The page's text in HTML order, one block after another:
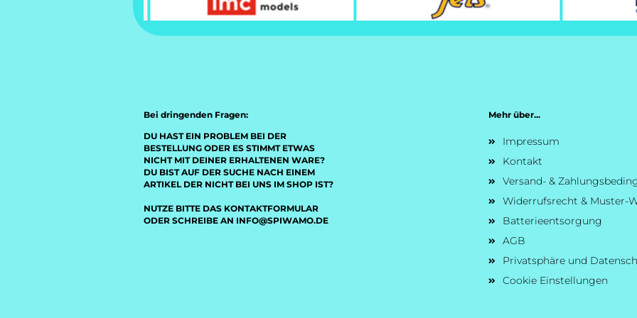
Bei dringenden Fragen:
DU HAST EIN PROBLEM BEI DER
BESTELLUNG ODER ES STIMMT ETWAS
NICHT MIT DEINER ERHALTENEN WARE?
DU BIST AUF DER SUCHE NACH EINEM
ARTIKEL DER NICHT BEI UNS IM SHOP IST?
NUTZE BITTE DAS KONTAKTFORMULAR
ODER SCHREIBE AN INFO@SPIWAMO.DE
Mehr über...
Impressum
Kontakt
Versand- &
Widerrufsrecht & Muster-
Batterieentsorgung
AGB
Privatsphäre und
Cookie Einstellungen